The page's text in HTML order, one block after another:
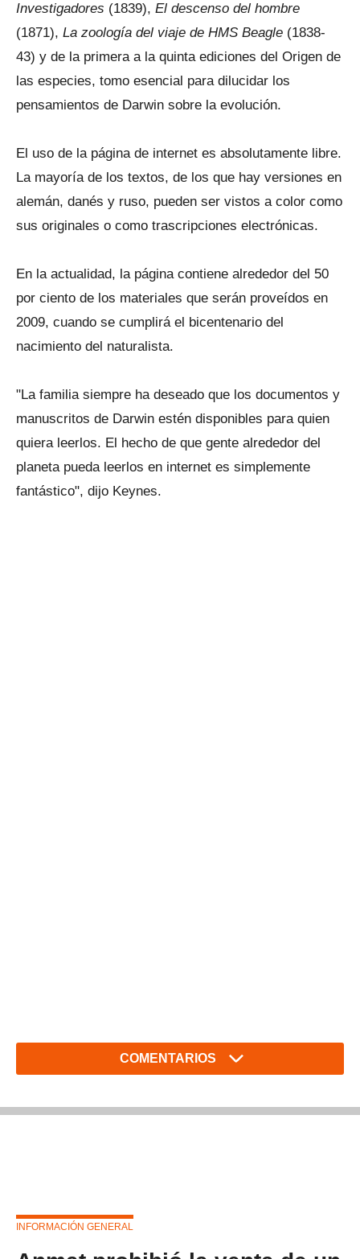
Investigadores (1839), El descenso del hombre
(1871), La zoología del viaje de HMS Beagle (1838-
43) y de la primera a la quinta ediciones del Origen de
las especies, tomo esencial para dilucidar los
pensamientos de Darwin sobre la evolución.
El uso de la página de internet es absolutamente libre.
La mayoría de los textos, de los que hay versiones en
alemán, danés y ruso, pueden ser vistos a color como
sus originales o como trascripciones electrónicas.
En la actualidad, la página contiene alrededor del 50
por ciento de los materiales que serán proveídos en
2009, cuando se cumplirá el bicentenario del
nacimiento del naturalista.
"La familia siempre ha deseado que los documentos y
manuscritos de Darwin estén disponibles para quien
quiera leerlos. El hecho de que gente alrededor del
planeta pueda leerlos en internet es simplemente
fantástico", dijo Keynes.
COMENTARIOS